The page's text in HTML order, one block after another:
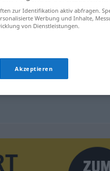
zur Identifikation aktiv abfragen.
Werbung und Inhalte,
von Dienstleistungen.
Akzeptieren